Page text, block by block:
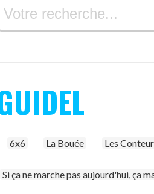
6x6 La Bouée Les
Si ça ne marche pas aujourd'hui, ça